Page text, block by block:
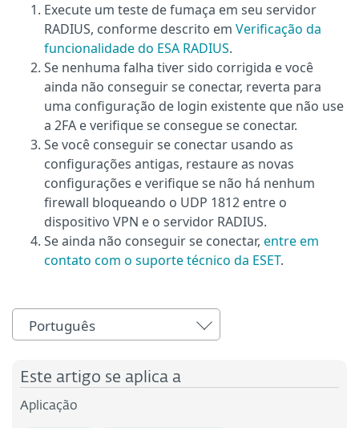
Execute um teste de fumaça em seu servidor
RADIUS, conforme descrito em Verificação da
funcionalidade do ESA RADIUS.
Se nenhuma falha tiver sido corrigida e você
ainda não conseguir se conectar, reverta para
uma configuração de login existente que não use
a 2FA e verifique se consegue se conectar.
Se você conseguir se conectar usando as
configurações antigas, restaure as novas
configurações e verifique se não há nenhum
firewall bloqueando o UDP 1812 entre o
dispositivo VPN e o servidor RADIUS.
Se ainda não conseguir se conectar, entre em
contato com o suporte técnico da ESET.
Português
Este artigo se aplica a
Aplicação